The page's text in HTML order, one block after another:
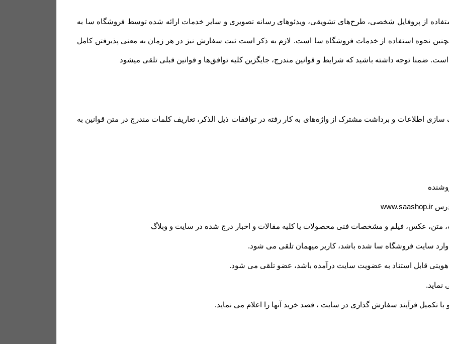
از پروفایل شخصی، طرح‏‌های تشویقی، ویدئوهای رسانه تصویری و سایر خدمات ارائه شده توسط فروشگاه سا به
نحوه استفاده از خدمات فروشگاه سا است. لازم به ذکر است ثبت سفارش نیز در هر زمان به معنی پذیرفتن کامل
ضمنا توجه داشته باشید که شرایط و قوانین مندرج، جایگزین کلیه توافق‏‌ها و قوانین قبلی تلقی میشود
اطلاعات و برداشت مشترک از واژه‌های به کار رفته در توافقات ذیل الذکر، تعاریف کلمات مندرج در متن قوانین به
www.saashop.ir
متن، عکس، فیلم و مشخصات فنی محصولات یا کلیه مقالات و اخبار درج شده در سایت و وبلاگ
وارد سایت فروشگاه سا شده باشد، کاربر میهمان تلقی می شود.
قابل استناد به عضویت سایت درآمده باشد، عضو تلقی می شود.
.
تکمیل فرآیند سفارش گذاری در سایت ، قصد خرید آنها را اعلام می نماید.